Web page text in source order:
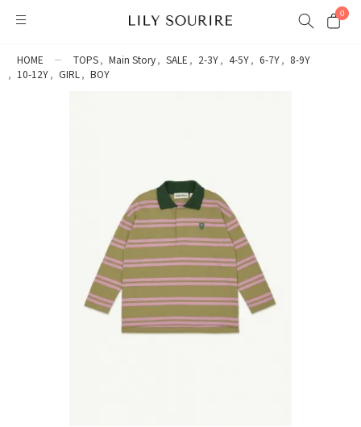
0
HOME TOPS Main Story SALE 2-3Y 4-5Y 6-7Y
8-9Y
10-12Y
GIRL BOY